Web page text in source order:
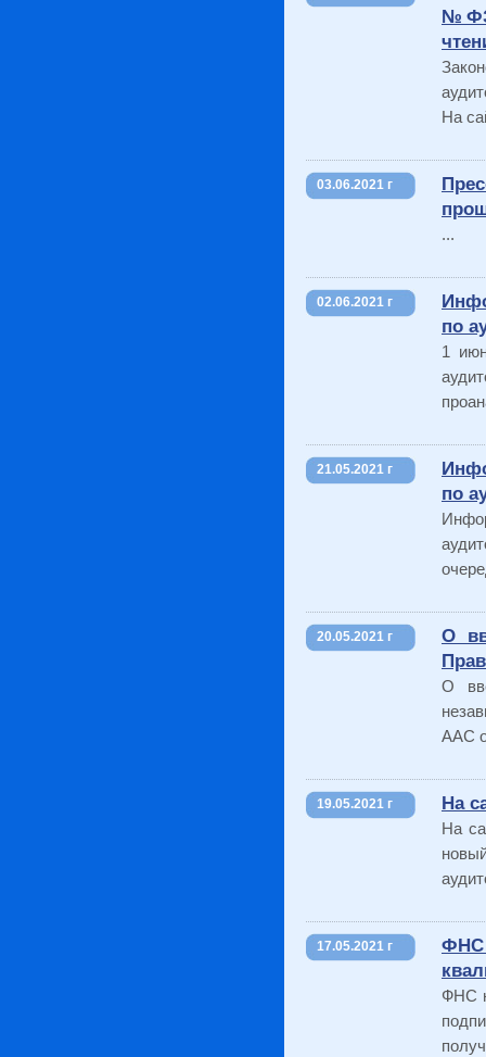
На
03.06.2021 г
...
02.06.2021 г
по
1
21.05.2021 г
по
20.05.2021 г
О
О
ААС
19.05.2021 г На
На
17.05.2021 г
ФНС